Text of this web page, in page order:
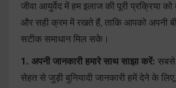
जीवा आयुर्वेद में हम इलाज की पूरी प्रक्रिया को
और सही क्रम में रखते हैं, ताकि आपको अपनी
सटीक समाधान मिल सके।
1. अपनी जानकारी हमारे साथ साझा करें: सबसे
सेहत से जुड़ी बुनियादी जानकारी हमें देने के